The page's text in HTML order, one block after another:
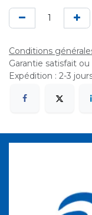
Conditions
Garantie satisfait
Expédition : 2-3